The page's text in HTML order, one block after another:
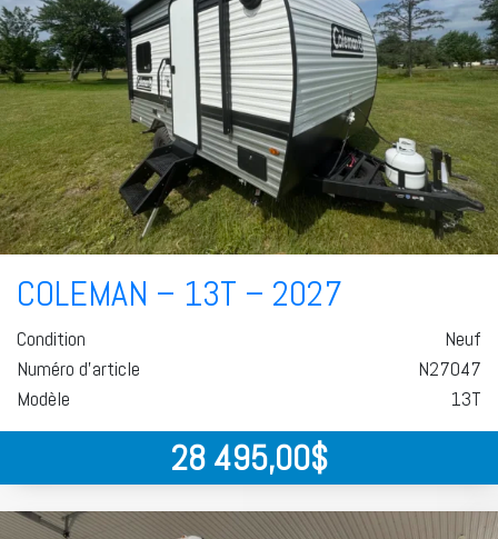
COLEMAN – 13T – 2027
Condition
Neuf
Numéro d'article
N27047
Modèle
13T
28 495,00$